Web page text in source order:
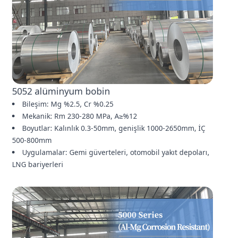
5052 alüminyum bobin
Bileşim: Mg %2.5, Cr %0.25
Mekanik: Rm 230-280 MPa, A≥%12
Boyutlar: Kalınlık 0.3-50mm, genişlik 1000-2650mm, İÇ
500-800mm
Uygulamalar: Gemi güverteleri, otomobil yakıt depoları,
LNG bariyerleri